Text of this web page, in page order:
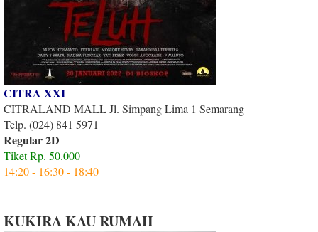
CITRA XXI
CITRALAND MALL Jl. Simpang Lima 1 Semarang
Telp. (024) 841 5971
Regular 2D
Tiket Rp. 50.000
14:20 - 16:30 - 18:40
KUKIRA KAU RUMAH